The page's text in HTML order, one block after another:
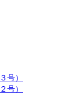
号）
号）